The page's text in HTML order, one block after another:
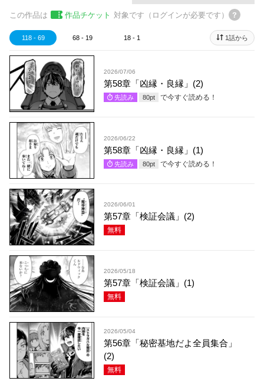
この作品は 作品チケット 対象です（ログインが必要です）
118 - 69 68 - 19 18 - 1 1話から
2026/07/06
第58章「凶縁・良縁」(2)
先読み 80pt で今すぐ読める！
2026/06/22
第58章「凶縁・良縁」(1)
先読み 80pt で今すぐ読める！
2026/06/01
第57章「検証会議」(2)
無料
2026/05/18
第57章「検証会議」(1)
無料
2026/05/04
第56章「秘密基地だよ全員集合」
(2)
無料